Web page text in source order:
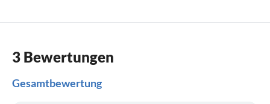
3 Bewertungen
Gesamtbewertung